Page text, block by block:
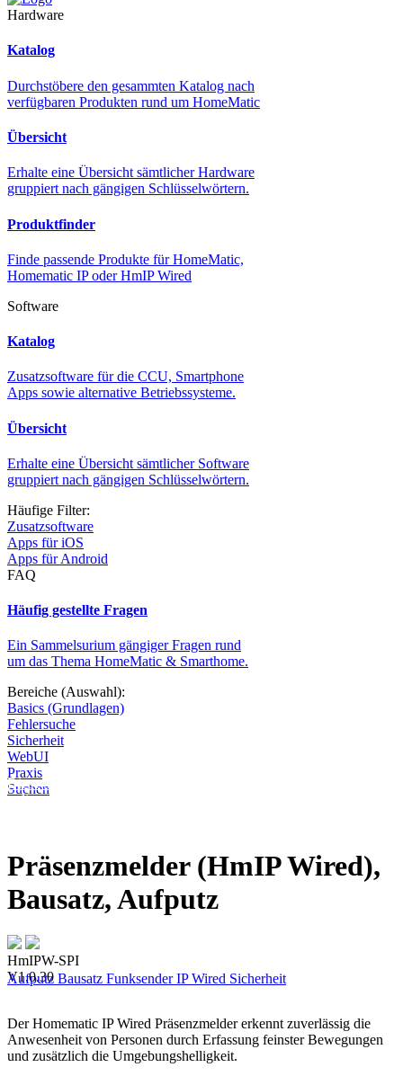
Hardware
Katalog
Durchstöbere den gesammten Katalog nach
verfügbaren Produkten rund um HomeMatic
Übersicht
Erhalte eine Übersicht sämtlicher Hardware
gruppiert nach gängigen Schlüsselwörtern.
Produktfinder
Finde passende Produkte für HomeMatic,
Homematic IP oder HmIP Wired
Software
Katalog
Zusatzsoftware für die CCU, Smartphone
Apps sowie alternative Betriebssysteme.
Übersicht
Erhalte eine Übersicht sämtlicher Software
gruppiert nach gängigen Schlüsselwörtern.
Häufige Filter:
Zusatzsoftware
Apps für iOS
Apps für Android
FAQ
Häufig gestellte Fragen
Ein Sammelsurium gängiger Fragen rund
um das Thema HomeMatic & Smarthome.
Bereiche (Auswahl):
Basics (Grundlagen)
Fehlersuche
Sicherheit
WebUI
Praxis
Suchen
Diese Seite wird nicht weitergeführt, bleibt aber als digitales Archiv
online. Vielen Dank für deinen Besuch!
Präsenzmelder (HmIP Wired),
Bausatz, Aufputz
HmIPW-SPI
V1.0.30
Aufputz Bausatz FunksenderIP Wired Sicherheit
Der Homematic IP Wired Präsenzmelder erkennt zuverlässig die
Anwesenheit von Personen durch Erfassung feinster Bewegungen
und zusätzlich die Umgebungshelligkeit.